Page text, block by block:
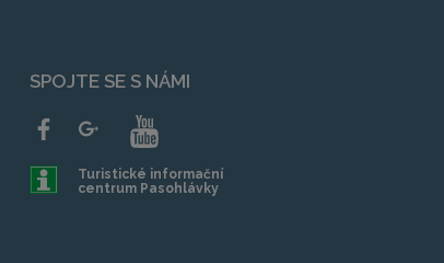
SPOJTE SE S NÁMI
Turistické informační
centrum Pasohlávky